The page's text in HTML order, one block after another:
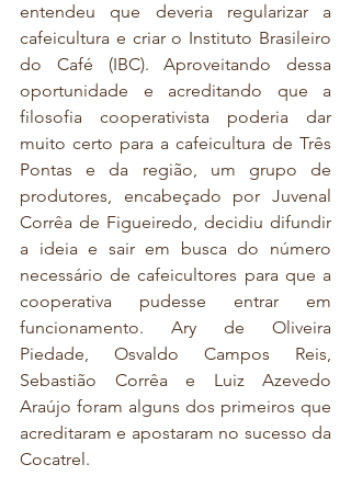
entendeu que deveria regularizar a
cafeicultura e criar o Instituto Brasileiro
do Café (IBC). Aproveitando dessa
oportunidade e acreditando que a
filosofia cooperativista poderia dar
muito certo para a cafeicultura de Três
Pontas e da região, um grupo de
produtores, encabeçado por Juvenal
Corrêa de Figueiredo, decidiu difundir
a ideia e sair em busca do número
necessário de cafeicultores para que a
cooperativa pudesse entrar em
funcionamento. Ary de Oliveira
Piedade, Osvaldo Campos Reis,
Sebastião Corrêa e Luiz Azevedo
Araújo foram alguns dos primeiros que
acreditaram e apostaram no sucesso da
Cocatrel.